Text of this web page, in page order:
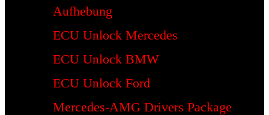
Aufhebung
ECU Unlock Mercedes
ECU Unlock BMW
ECU Unlock Ford
Mercedes-AMG Drivers Package